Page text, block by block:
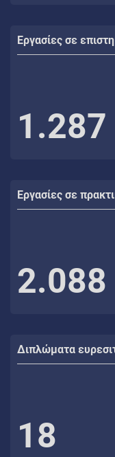
Εργασίες σε
1.287
Εργασίες σε
2.088
Διπλώματα
18